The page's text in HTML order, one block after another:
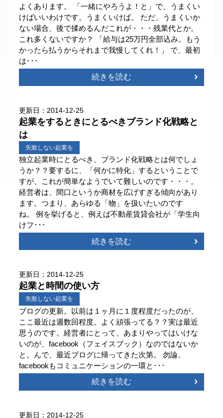
よくあります。 「一緒にやろうよ！と」で、うまくい
けばいいわけです。うまくいけば。 ただ、うまくいか
ない場合、後で揉めるんだこれが・・・残業代とか。
これ多くないですか？ 「給与は25万円全部込み。もう
かったら払うからそれまで我慢してくれ！」 で、最初
は･･･
続きを読む
更新日：2014-12-25
起業をするときにとるべきブランド化戦略と
は
独立起業時にとるべき、ブランド化戦略とは何でしょ
うか？？要するに、「何かに特化」するということで
すが、これが簡単なようでいて難しいのです・・・。
経営者は、間口というか商材を広げすぎる傾向があり
ます。つまり、あらゆる「物」を扱いたいのです
ね。 例を挙げると、例えば不動産賃貸会社が「学生向
けフ･･･
失敗しない起業を
続きを読む
更新日：2014-12-25
起業と時間の使い方
ブログの更新。以前は１ヶ月に１度程度だったのが、
ここ最近は週数回程度。よく頑張ってる？？実は最近
思うのです。経営者にとって、あまりやってはいけな
いのが、facebook（フェイスブック）なのではないか
と。んで、最近ブログに帰ってきた次第。 勿論、
facebookもコミュニケーションの一環と･･･
失敗しない起業を
続きを読む
更新日：2014-12-25